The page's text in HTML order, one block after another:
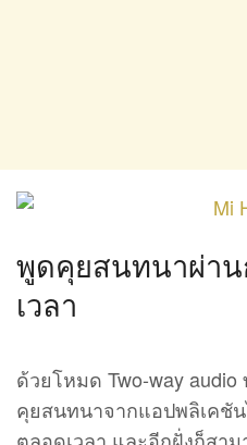
พูดคุยสนทนาผ่า
เวลา
ด้วยโหมด Two-way
คุยสนทนาจากแอปพลิเคชัน